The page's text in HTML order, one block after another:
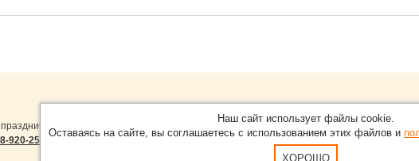
мероприятий в Нижнем Новгороде.
8-920-253-22-14 8-999-077-15-51
О проекте
Карта сайта
Обращайтесь
С новостями,
По вопросам
Наш сайт использует файлы cookie.
Оставаясь на сайте, вы соглашаетесь с использованием этих файлов и
ХОРОШО